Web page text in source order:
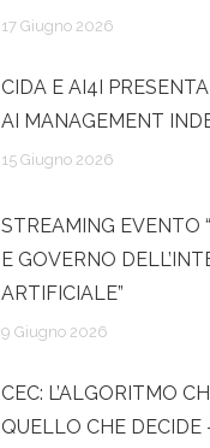
17 Giugno 2026
CIDA E AI4I
AI MANAGEMENT
15 Giugno 2026
STREAMING EVENTO
E GOVERNO
ARTIFICIALE”
9 Giugno 2026
CEC: L’ALGORITMO
QUELLO CHE DECIDE